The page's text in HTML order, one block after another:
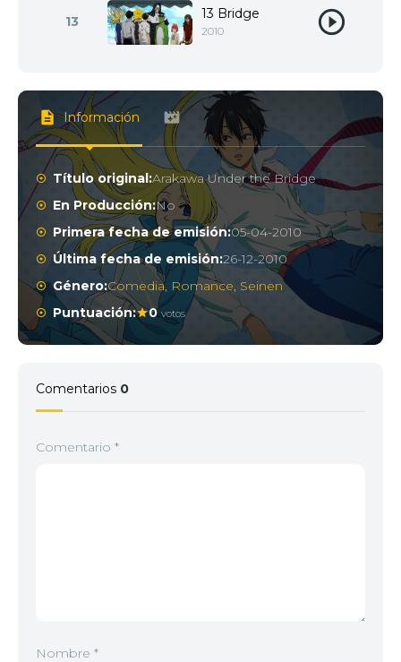
13 13 Bridge
2010
Información
Título original:Arakawa Under the Bridge
En Producción:No
Primera fecha de emisión:05-04-2010
Última fecha de emisión:26-12-2010
Género:Comedia, Romance, Seinen
Puntuación:
0 votos
Comentarios 0
Comentario *
Nombre *